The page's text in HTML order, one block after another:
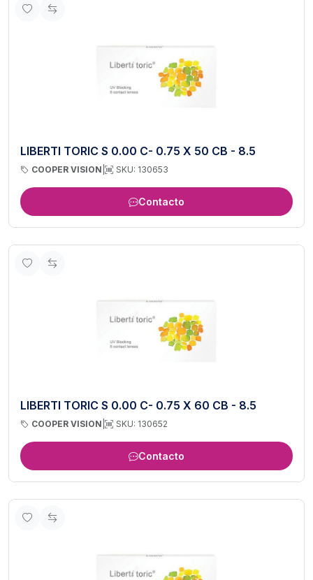
LIBERTI TORIC S 0.00 C- 0.75 X 50 CB - 8.5
COOPER VISION SKU: 130653
Contacto
LIBERTI TORIC S 0.00 C- 0.75 X 60 CB - 8.5
COOPER VISION SKU: 130652
Contacto